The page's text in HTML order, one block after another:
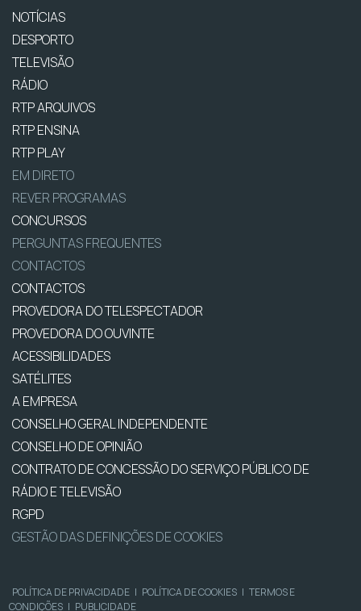
NOTÍCIAS
DESPORTO
TELEVISÃO
RÁDIO
RTP ARQUIVOS
RTP ENSINA
RTP PLAY
EM DIRETO
REVER PROGRAMAS
CONCURSOS
PERGUNTAS FREQUENTES
CONTACTOS
CONTACTOS
PROVEDORA DO TELESPECTADOR
PROVEDORA DO OUVINTE
ACESSIBILIDADES
SATÉLITES
A EMPRESA
CONSELHO GERAL INDEPENDENTE
CONSELHO DE OPINIÃO
CONTRATO DE CONCESSÃO DO SERVIÇO PÚBLICO DE
RÁDIO E TELEVISÃO
RGPD
GESTÃO DAS DEFINIÇÕES DE COOKIES
POLÍTICA DE PRIVACIDADE | POLÍTICA DE COOKIES | TERMOS E
CONDIÇÕES | PUBLICIDADE